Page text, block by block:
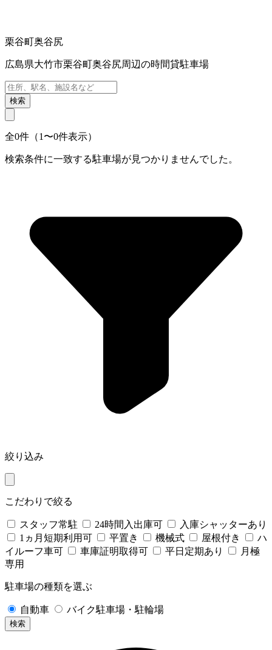
栗谷町奥谷尻
広島県大竹市栗谷町奥谷尻周辺の時間貸駐車場
検索
全0件（1〜0件表示）
検索条件に一致する駐車場が見つかりませんでした。
絞り込み
こだわりで絞る
スタッフ常駐 24時間入出庫可
入庫シャッターあり
1ヵ月短期利用可
平置き 機械式 屋根付き
ハ
イルーフ車可
車庫証明取得可 平日定期あり
月極
専用
駐車場の種類を選ぶ
自動車 バイク駐車場・駐輪場
検索